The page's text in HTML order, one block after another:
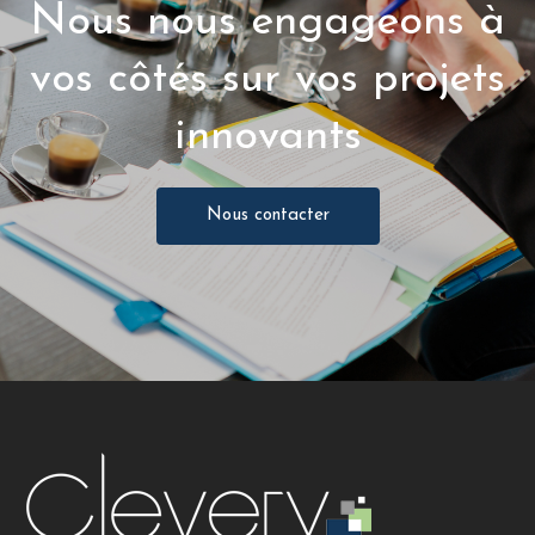
Nous nous engageons à
vos côtés sur vos projets
innovants
Nous contacter